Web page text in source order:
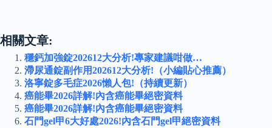
相關文章:
穩鈣加強錠202612大分析!專家建議咁做…
滯尿通錠副作用202612大分析!（小編貼心推薦）
洛寧錠多毛症2026懶人包!（持續更新）
癌能畢2026詳解!內含癌能畢絕密資料
癌能畢2026詳解!內含癌能畢絕密資料
石門gel甲6大好處2026!內含石門gel甲絕密資料